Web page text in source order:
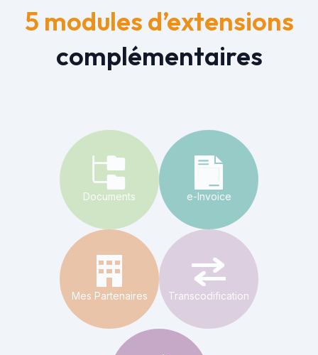
5 modules d’extensions
complémentaires
Documents e-Invoice
Mes Partenaires Transcodification